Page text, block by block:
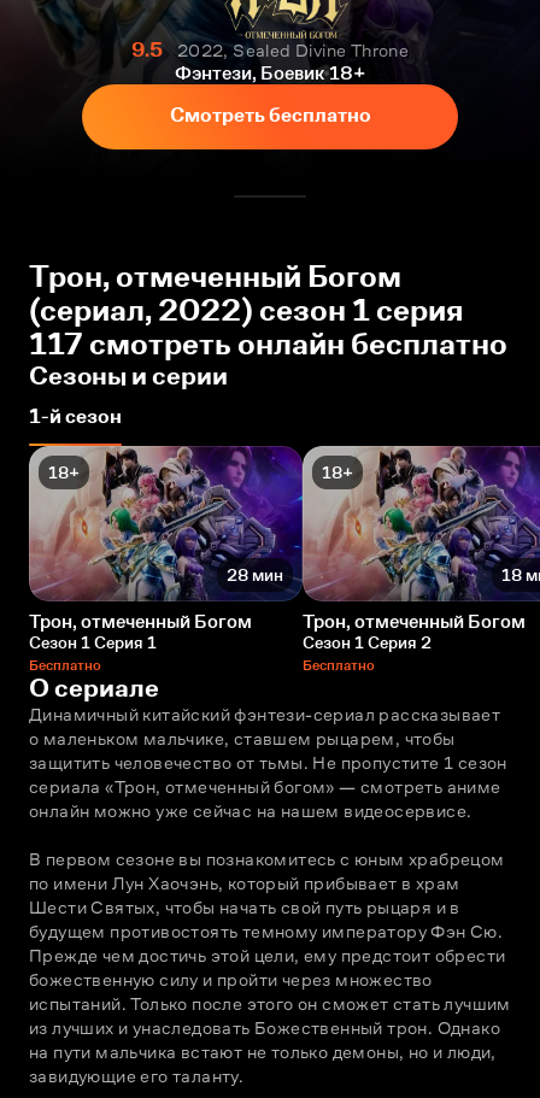
9.5
2022, Sealed Divine Throne
Фэнтези, Боевик 18+
Смотреть бесплатно
Трон, отмеченный Богом
(сериал, 2022) сезон 1 серия
117 смотреть онлайн бесплатно
Сезоны и серии
1-й сезон
18+
28 мин
Трон, отмеченный Богом
Сезон 1 Серия 1
Бесплатно
18+
18
Трон, отмеченный Богом
Сезон 1 Серия 2
Бесплатно
О сериале
Динамичный китайский фэнтези-сериал рассказывает
о маленьком мальчике, ставшем рыцарем, чтобы
защитить человечество от тьмы. Не пропустите 1 сезон
сериала «Трон, отмеченный богом» — смотреть аниме
онлайн можно уже сейчас на нашем видеосервисе.
В первом сезоне вы познакомитесь с юным храбрецом
по имени Лун Хаочэнь, который прибывает в храм
Шести Святых, чтобы начать свой путь рыцаря и в
будущем противостоять темному императору Фэн Сю.
Прежде чем достичь этой цели, ему предстоит обрести
божественную силу и пройти через множество
испытаний. Только после этого он сможет стать лучшим
из лучших и унаследовать Божественный трон. Однако
на пути мальчика встают не только демоны, но и люди,
завидующие его таланту.